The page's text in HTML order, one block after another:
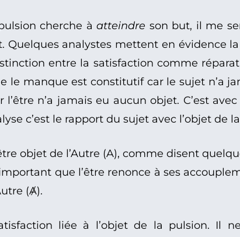
cherche àatteindre son but, il me
Quelques analystes mettent en évidence
entre la satisfaction comme
le manque est constitutif car le sujet n’a
l’être n’a jamais eu aucun objet. C’est
c’est le rapport du sujet avec l’objet de
objet de l’Autre (A), comme disent
que l’être renonce à ses
(Ⱥ).
liée à l’objet de la pulsion. Il